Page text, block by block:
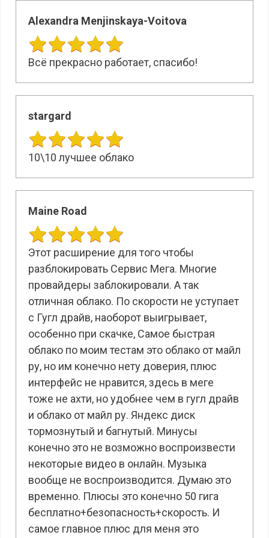
Alexandra Menjinskaya-Voitova
Всё прекрасно работает, спасибо!
stargard
10\10 лучшее облако
Maine Road
Этот расширение для того чтобы
разблокировать Сервис Мега. Многие
провайдеры заблокировали. А так
отличная облако. По скорости не уступает
с Гугл драйв, наоборот выигрывает,
особенно при скачке, Самое быстрая
облако по моим тестам это облако от майл
ру, но им конечно нету доверия, плюс
интерфейс не нравится, здесь в меге
тоже не ахти, но удобнее чем в гугл драйв
и облако от майл ру. Яндекс диск
тормознутый и багнутый. Минусы
конечно это не возможно воспроизвести
некоторые видео в онлайн. Музыка
вообще не воспроизводится. Думаю это
временно. Плюсы это конечно 50 гига
бесплатно+безопасность+скорость. И
самое главное плюс для меня это